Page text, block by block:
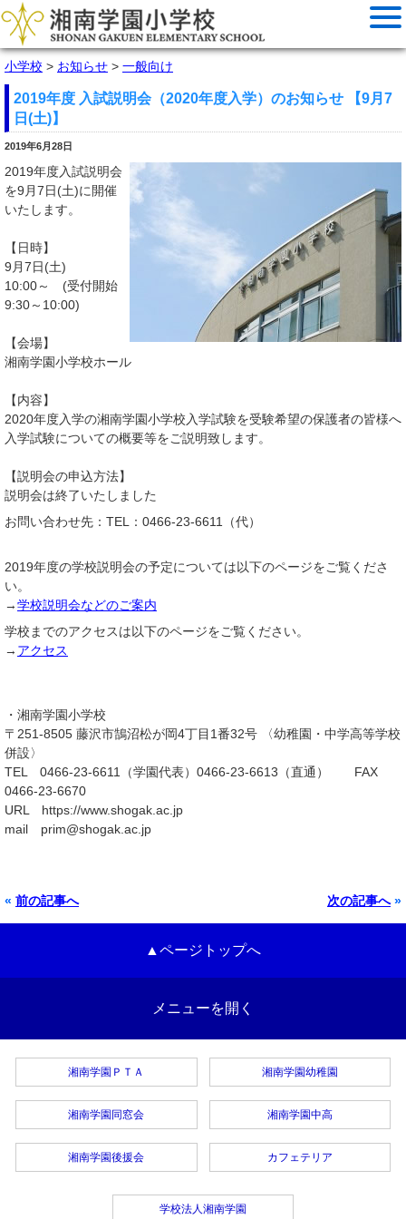
小学校 > お知らせ > 一般向け
2019年度 入試説明会（2020年度入学）のお知らせ 【9月7
日(土)】
2019年6月28日
2019年度入試説明会
を9月7日(土)に開催
いたします。
【日時】
9月7日(土)
10:00～ (受付開始
9:30～10:00)
【会場】
湘南学園小学校ホール
【内容】
2020年度入学の湘南学園小学校入学試験を受験希望の保護者の皆様へ
入学試験についての概要等をご説明致します。
【説明会の申込方法】
説明会は終了いたしました
お問い合わせ先：TEL：0466-23-6611（代）
2019年度の学校説明会の予定については以下のページをご覧くださ
い。
→学校説明会などのご案内
学校までのアクセスは以下のページをご覧ください。
→ アクセス
・湘南学園小学校
〒251-8505 藤沢市鵠沼松が岡4丁目1番32号 〈幼稚園・中学高等学校
併設〉
TEL 0466-23-6611（学園代表）0466-23-6613（直通） FAX
0466-23-6670
URL https://www.shogak.ac.jp
mail prim@shogak.ac.jp
« 前の記事へ 次の記事へ»
▲ページトップへ
メニューを開く
湘南学園ＰＴＡ
湘南学園同窓会
湘南学園後援会
湘南学園幼稚園
湘南学園中高
カフェテリア
学校法人湘南学園